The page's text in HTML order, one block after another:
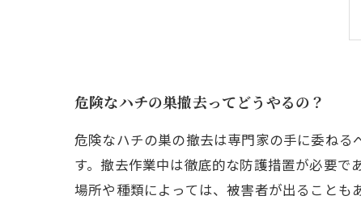
危険なハチの巣撤去ってどうやるの？
危険なハチの巣の撤去は専門家の手に委ね
す。撤去作業中は徹底的な防護措置が必要
場所や種類によっては、被害者が出ること